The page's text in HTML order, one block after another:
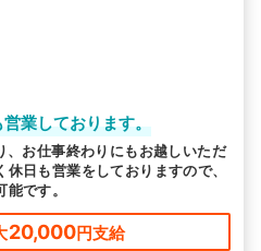
業しております。
、お仕事終わりにもお越しいただ
日も営業をしておりますので、
です。
20,000円支給